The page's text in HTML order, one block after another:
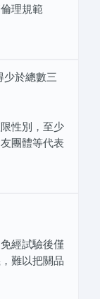
理規範
少於總數三
性別，至少
團體等代表
經試驗後僅
難以把關品